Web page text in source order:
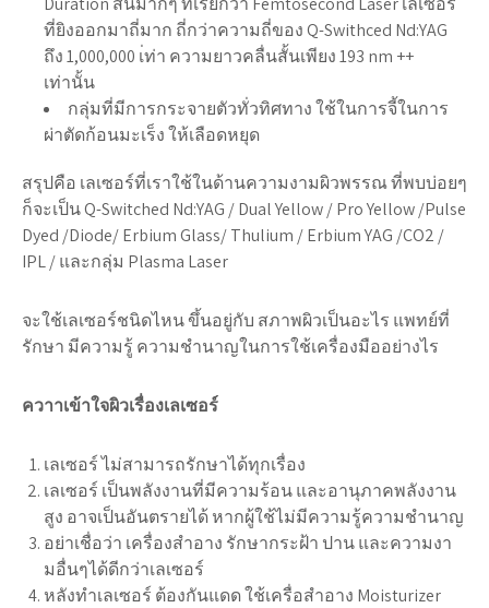
ที่ยิงออกมาถี่มาก ถี่กว่าความถี่ของ Q-Swithced Nd:YAG
ถึง 1,000,000 เ่ท่า ความยาวคลื่นสั้นเพียง 193 nm ++
เท่านั้น
กลุ่มที่มีการกระจายตัวทั่วทิศทาง ใช้ในการจี้ในการ
ผ่าตัดก้อนมะเร็ง ให้เลือดหยุด
สรุปคือ เลเซอร์ที่เราใช้ในด้านความงามผิวพรรณ ที่พบบ่อยๆ
ก็จะเป็น Q-Switched Nd:YAG / Dual Yellow / Pro Yellow /Pulse
Dyed /Diode/ Erbium Glass/ Thulium / Erbium YAG /CO2 /
IPL / และกลุ่ม Plasma Laser
จะใช้เลเซอร์ชนิดไหน ขึ้นอยู่กับ สภาพผิวเป็นอะไร แพทย์ที่
รักษา มีความรู้ ความชำนาญในการใช้เครื่องมืออย่างไร
ควาาเข้าใจผิวเรื่องเลเซอร์
เลเซอร์ ไม่สามารถรักษาได้ทุกเรื่อง
เลเซอร์ เป็นพลังงานที่มีความร้อน และอานุภาคพลังงาน
สูง อาจเป็นอันตรายได้ หากผู้ใช้ไม่มีความรู้ความชำนาญ
อย่าเชื่อว่า เครื่องสำอาง รักษากระฝ้า ปาน และความงา
มอื่นๆได้ดีกว่าเลเซอร์
หลังทำเลเซอร์ ต้องกันแดด ใช้เครื่อสำอาง Moisturizer